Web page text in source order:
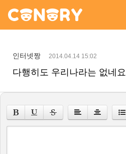
인터넷짱 2014.04.14 15:02
다행히도 우리나라는 없네요